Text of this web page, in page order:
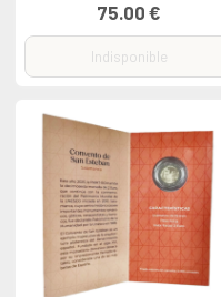
75.00 €
Indisponible